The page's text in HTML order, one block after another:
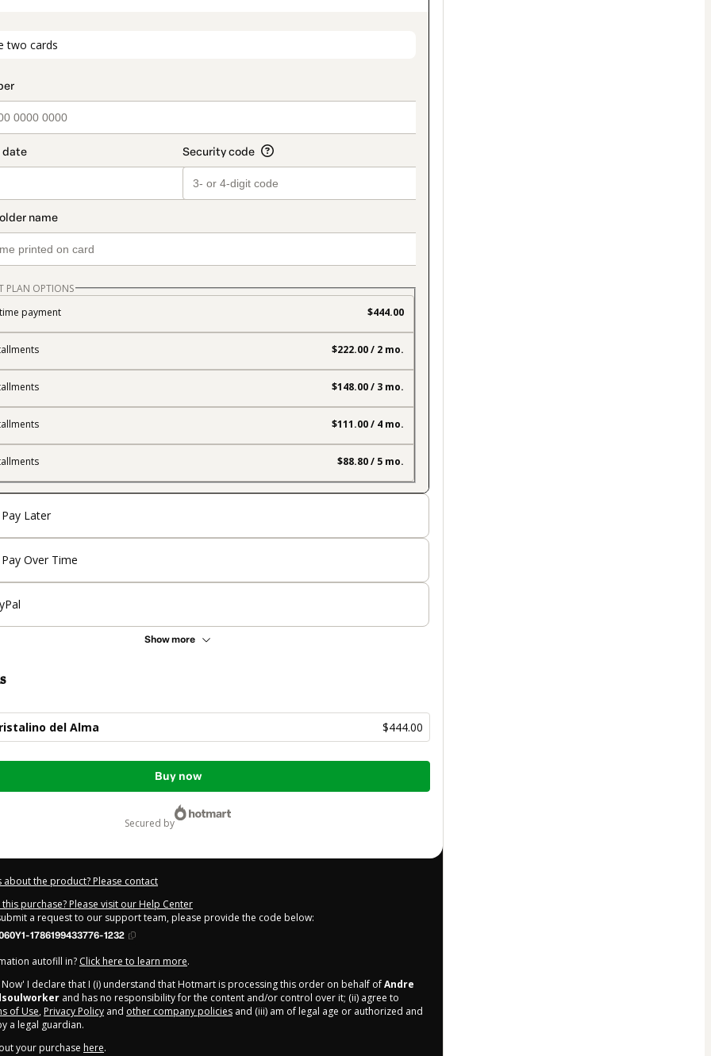
two cards
PLAN OPTIONS
payment
$444.00
$222.00 / 2 mo.
$148.00 / 3 mo.
$111.00 / 4 mo.
$88.80 / 5 mo.
Pay Later
Pay Over Time
Show more
del Alma $444.00
Buy now
secured by
about the product? Please contact
purchase? Please visit our Help Center
a request to our support team, please provide the code below:
1786199433776-1232
autofill in? Click here to learn more.
Now' I declare that I (i) understand that Hotmart is processing this order on behalf ofAndre
and has no responsibility for the content and/or control over it; (ii) agree to
of Use, Privacy Policy and other company policies and (iii) am of legal age or authorized and
a legal guardian.
your purchase here.